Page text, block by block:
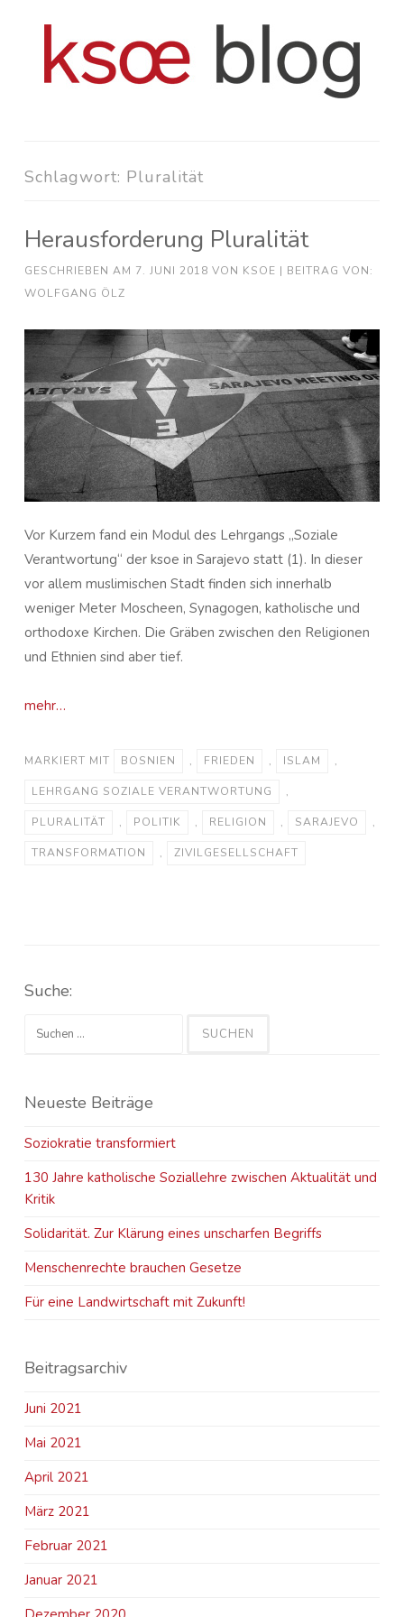
Inhalt
springen
Schlagwort: Pluralität
Herausforderung Pluralität
GESCHRIEBEN AM 7. JUNI 2018 VON KSOE | BEITRAG VON:
WOLFGANG ÖLZ
Vor Kurzem fand ein Modul des Lehrgangs „Soziale
Verantwortung“ der ksoe in Sarajevo statt (1). In dieser
vor allem muslimischen Stadt finden sich innerhalb
weniger Meter Moscheen, Synagogen, katholische und
orthodoxe Kirchen. Die Gräben zwischen den Religionen
und Ethnien sind aber tief.
mehr…
MARKIERT MIT BOSNIEN , FRIEDEN , ISLAM ,
LEHRGANG SOZIALE VERANTWORTUNG ,
PLURALITÄT , POLITIK , RELIGION , SARAJEVO ,
TRANSFORMATION , ZIVILGESELLSCHAFT
Suche:
Neueste Beiträge
Soziokratie transformiert
130 Jahre katholische Soziallehre zwischen Aktualität und
Kritik
Solidarität. Zur Klärung eines unscharfen Begriffs
Menschenrechte brauchen Gesetze
Für eine Landwirtschaft mit Zukunft!
Beitragsarchiv
Juni 2021
Mai 2021
April 2021
März 2021
Februar 2021
Januar 2021